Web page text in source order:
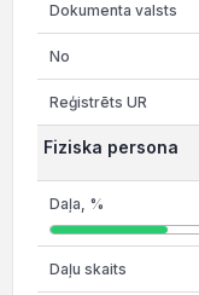
Fiziska persona